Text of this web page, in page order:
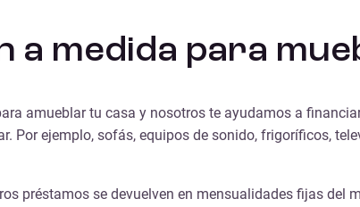
a medida para
amueblar tu casa y nosotros te ayudamos a
Por ejemplo, sofás, equipos de sonido, frigoríficos,
préstamos se devuelven en mensualidades fijas